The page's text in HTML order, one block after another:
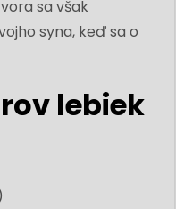
sa však
syna, keď sa o
lebiek